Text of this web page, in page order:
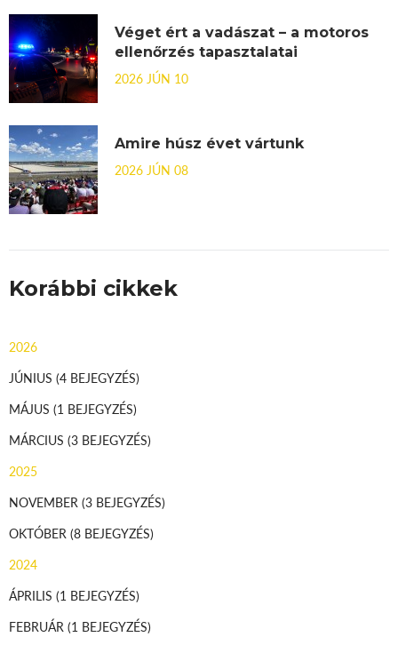
Véget ért a vadászat – a motoros
ellenőrzés tapasztalatai
2026 JÚN 10
Amire húsz évet vártunk
2026 JÚN 08
Korábbi cikkek
2026
JÚNIUS (4 BEJEGYZÉS)
MÁJUS (1 BEJEGYZÉS)
MÁRCIUS (3 BEJEGYZÉS)
2025
NOVEMBER (3 BEJEGYZÉS)
OKTÓBER (8 BEJEGYZÉS)
2024
ÁPRILIS (1 BEJEGYZÉS)
FEBRUÁR (1 BEJEGYZÉS)